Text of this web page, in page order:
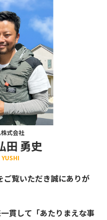
式会社
田 勇史
ご覧いただき誠にありが
貫して「あたりまえな事